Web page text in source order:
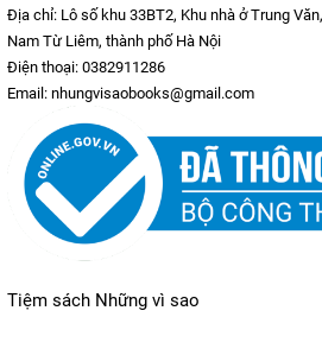
Địa chỉ: Lô số khu 33BT2, Khu nhà ở Trung
Nam Từ Liêm, thành phố Hà Nội
Điện thoại: 0382911286
Email: nhungvisaobooks@gmail.com
Tiệm sách Những vì sao